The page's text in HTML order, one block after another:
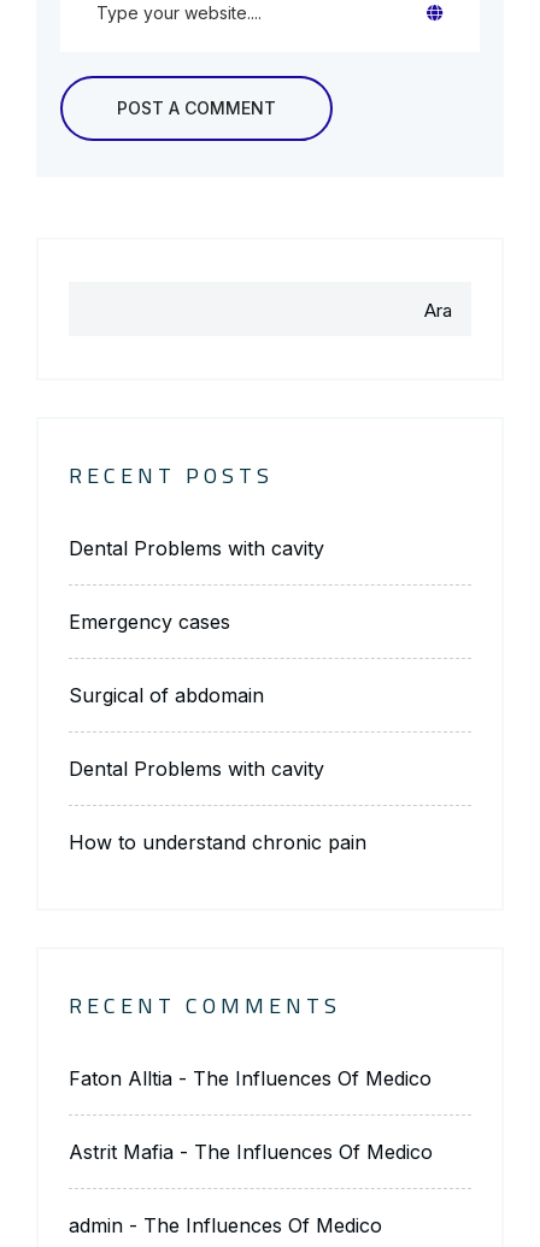
Ara
RECENT POSTS
Dental Problems with cavity
Emergency cases
Surgical of abdomain
Dental Problems with cavity
How to understand chronic pain
RECENT COMMENTS
Faton Alltia - The Influences Of Medico
Astrit Mafia - The Influences Of Medico
admin - The Influences Of Medico